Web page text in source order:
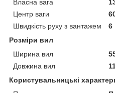
Власна вага
Центр ваги
Швидкість руху з вантажем
6
Розміри вил
Ширина вил
Довжина вил
Користувальницькі